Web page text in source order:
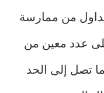
من ممارسة
عدد معين من
تصل إلى الحد